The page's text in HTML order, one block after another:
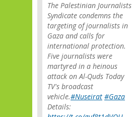
The Palestinian Journalists
Syndicate condemns the
targeting of journalists in
Gaza and calls for
international protection.
Five journalists were
martyred in a heinous
attack on Al-Quds Today
TV's broadcast
vehicle.#Nuseirat #Gaza
Details: